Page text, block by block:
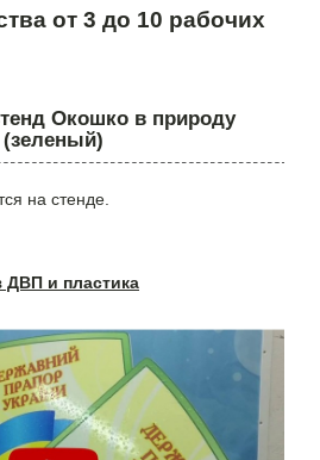
от 3 до 10 рабочих
Окошко в природу
(зеленый)
на стенде.
ДВП и пластика